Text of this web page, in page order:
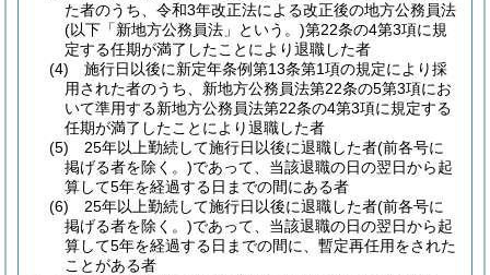
た者のうち、令和3年改正法による改正後の地方公務員法
(以下「新地方公務員法」という。)第22条の4第3項に規
定する任期が満了したことにより退職した者
(4)
施行日以後に新定年条例第13条第1項の規定により採
用された者のうち、新地方公務員法第22条の5第3項にお
いて準用する新地方公務員法第22条の4第3項に規定する
任期が満了したことにより退職した者
(5)
25年以上勤続して施行日以後に退職した者(前各号に
掲げる者を除く。)であって、当該退職の日の翌日から起
算して5年を経過する日までの間にある者
(6)
25年以上勤続して施行日以後に退職した者(前各号に
掲げる者を除く。)であって、当該退職の日の翌日から起
算して5年を経過する日までの間に、暫定再任用をされた
ことがある者